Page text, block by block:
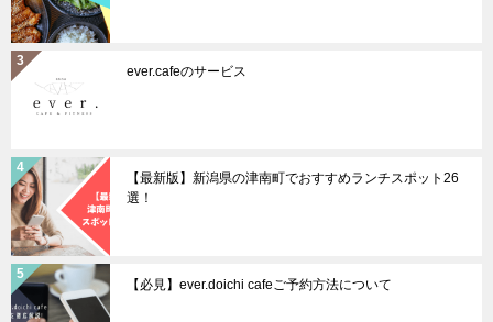
ever.cafeのサービス
【最新版】新潟県の津南町でおすすめランチスポット26
選！
【必見】ever.doichi cafeご予約方法について